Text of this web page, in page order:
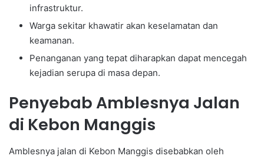
infrastruktur.
Warga sekitar khawatir akan keselamatan dan
keamanan.
Penanganan yang tepat diharapkan dapat mencegah
kejadian serupa di masa depan.
Penyebab Amblesnya Jalan
di Kebon Manggis
Amblesnya jalan di Kebon Manggis disebabkan oleh